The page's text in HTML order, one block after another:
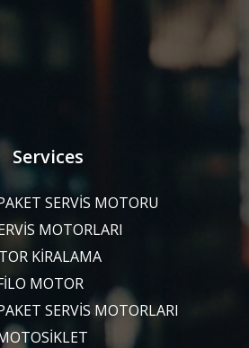
Services
SERVİS MOTORU
MOTORLARI
KİRALAMA
MOTOR
SERVİS MOTORLARI